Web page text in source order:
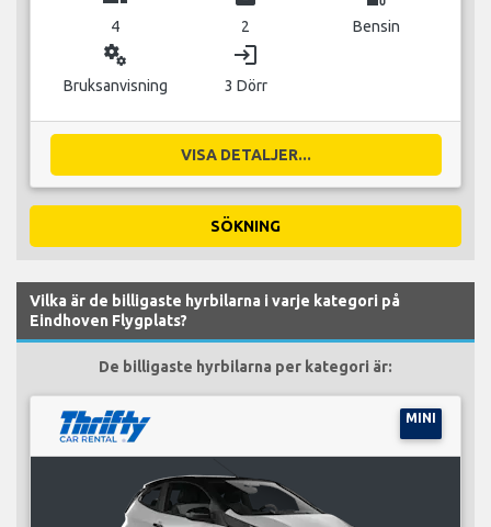
4 2 Bensin
miscellaneous_services
Bruksanvisning
login
3 Dörr
VISA DETALJER...
SÖKNING
Vilka är de billigaste hyrbilarna i varje kategori på
Eindhoven Flygplats?
De billigaste hyrbilarna per kategori är:
MINI